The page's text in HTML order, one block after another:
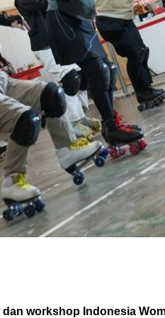
workshop Indonesia